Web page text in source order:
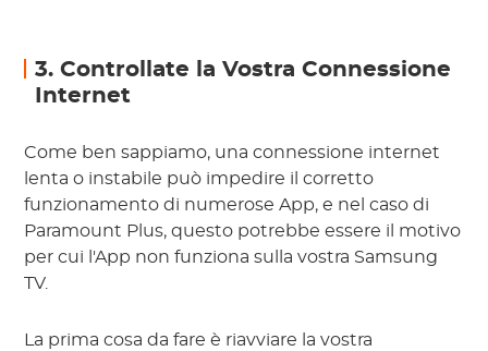
3. Controllate la Vostra Connessione
Internet
Come ben sappiamo, una connessione internet
lenta o instabile può impedire il corretto
funzionamento di numerose App, e nel caso di
Paramount Plus, questo potrebbe essere il motivo
per cui l'App non funziona sulla vostra Samsung
TV.
La prima cosa da fare è riavviare la vostra